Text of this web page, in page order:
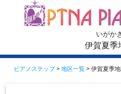
いがか
伊賀夏季
ピアノステップ> 地区一覧 > 伊賀夏季